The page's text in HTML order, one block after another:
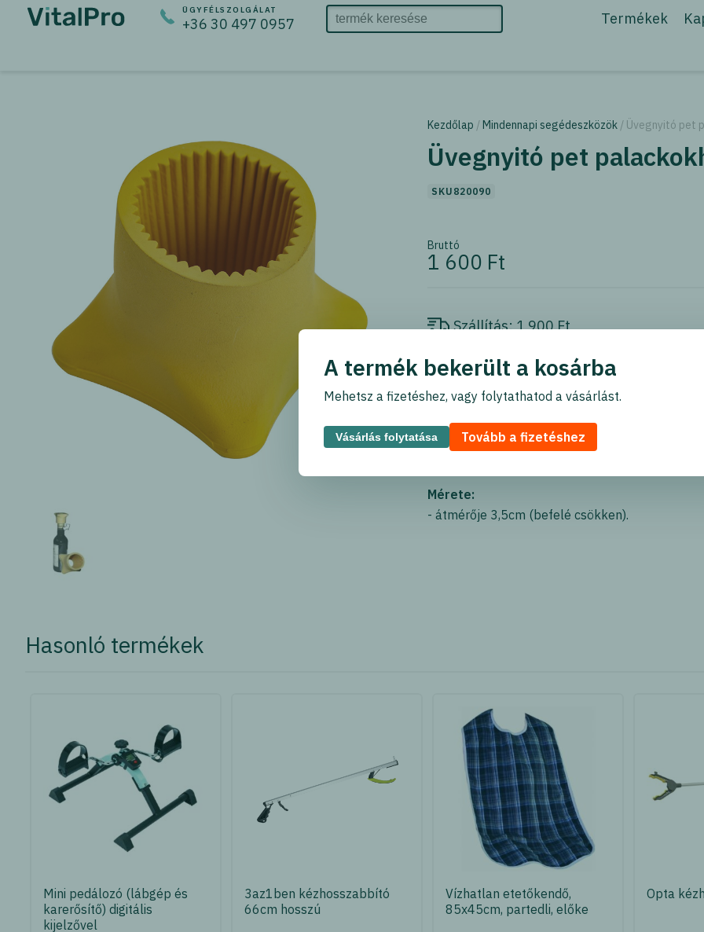
ÜGYFÉLSZOLGÁLAT
+36 30 497 0957 Termékek
Kezdőlap /Mindennapi segédeszközök / Üvegnyitó pet
Üvegnyitó pet
SKU820090
Bruttó
1 600 Ft
Szállítás:1 900 Ft
Termék leírása
A funkciónak megfelelő forma segít a
markolattal ellátott, minimális erőfeszítéssel
Mérete:
- átmérője 3,5cm (befelé csökken).
Hasonló termékek
Mini pedálozó (lábgép és
karerősítő) digitális
kijelzővel
3az1ben kézhosszabbító
66cm hosszú
Vízhatlan etetőkendő,
85x45cm, partedli, előke
Opta
A termék bekerült a kosárba
Mehetsz a fizetéshez, vagy folytathatod a vásárlást.
Vásárlás folytatása Tovább a fizetéshez